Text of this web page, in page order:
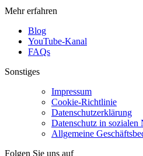
Mehr erfahren
Blog
YouTube-Kanal
FAQs
Sonstiges
Impressum
Cookie-Richtlinie
Datenschutzerklärung
Datenschutz in sozialen
Allgemeine
Folgen Sie uns auf